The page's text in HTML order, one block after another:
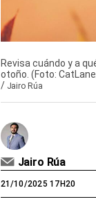
Revisa cuándo y a
otoño. (Foto:
/ Jairo Rúa
Jairo Rúa
21/10/2025 17H20